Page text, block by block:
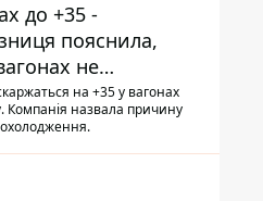
до +35 -
пояснила,
не
кондиціонери під
на +35 у вагонах
Компанія назвала причину
охолодження.